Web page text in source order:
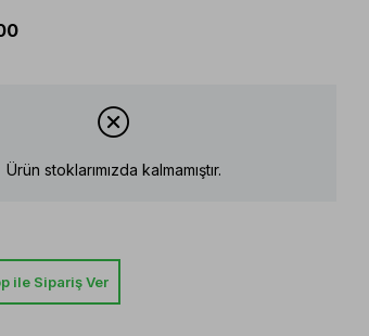
Ürün stoklarımızda kalmamıştır.
ile Sipariş Ver